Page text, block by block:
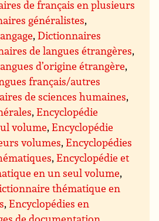
de français en plusieurs
généralistes,
,Dictionnaires
de langues étrangères,
d’origine étrangère,
français/autres
de sciences humaines,
,Encyclopédie
volume,Encyclopédie
volumes,Encyclopédies
,Encyclopédie et
en un seul volume,
thématique en
,Encyclopédies en